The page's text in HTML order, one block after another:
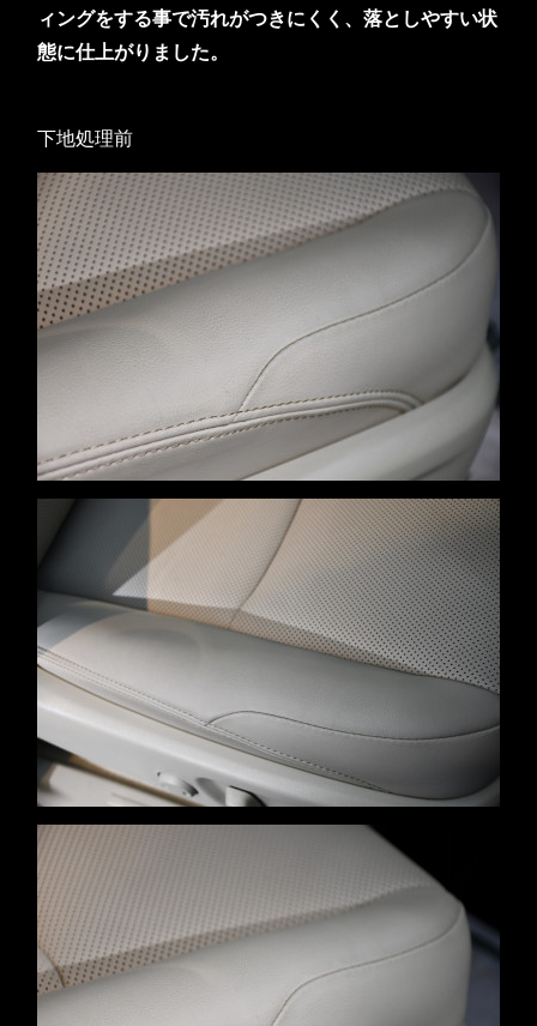
ィングをする事で汚れがつきにくく、落としやすい状
態に仕上がりました。
下地処理前